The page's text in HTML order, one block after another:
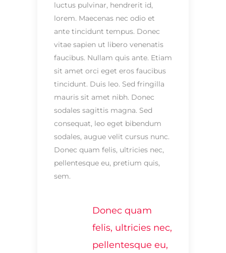
luctus pulvinar, hendrerit id,
lorem. Maecenas nec odio et
ante tincidunt tempus. Donec
vitae sapien ut libero venenatis
faucibus. Nullam quis ante. Etiam
sit amet orci eget eros faucibus
tincidunt. Duis leo. Sed fringilla
mauris sit amet nibh. Donec
sodales sagittis magna. Sed
consequat, leo eget bibendum
sodales, augue velit cursus nunc.
Donec quam felis, ultricies nec,
pellentesque eu, pretium quis,
sem.
Donec quam
felis, ultricies nec,
pellentesque eu,